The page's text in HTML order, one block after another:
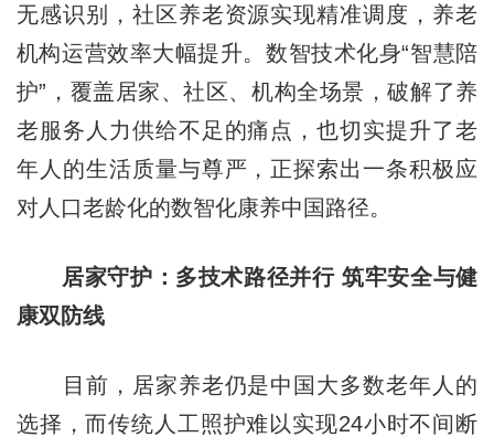
无感识别，社区养老资源实现精准调度，养老
机构运营效率大幅提升。数智技术化身“智慧陪
护”，覆盖居家、社区、机构全场景，破解了养
老服务人力供给不足的痛点，也切实提升了老
年人的生活质量与尊严，正探索出一条积极应
对人口老龄化的数智化康养中国路径。
居家守护：多技术路径并行 筑牢安全与健
康双防线
目前，居家养老仍是中国大多数老年人的
选择，而传统人工照护难以实现24小时不间断